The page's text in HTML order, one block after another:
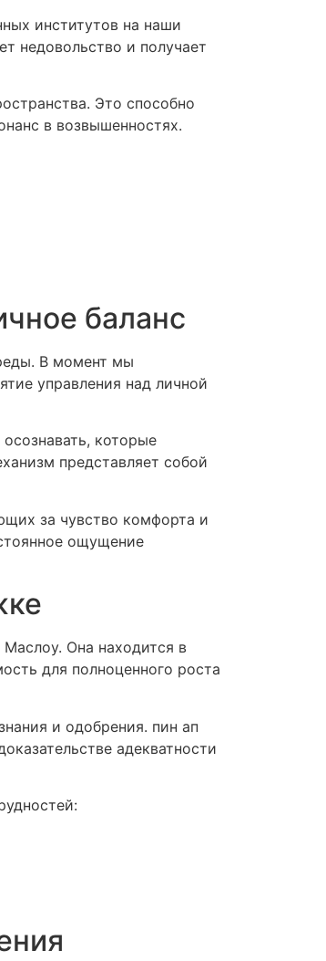
институтов на наши
недовольство и получает
Это способно
в возвышенностях.
баланс
В момент мы
управления над личной
которые
представляет собой
за чувство комфорта и
ощущение
Она находится в
для полноценного роста
и одобрения. пин ап
адекватности